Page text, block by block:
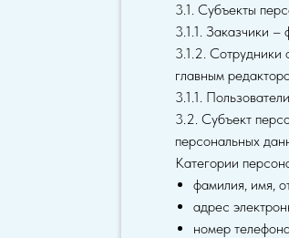
3.1. Субъекты
3.1.1. Заказчики
3.1.2. Сотрудники
главным
3.1.1.
3.2. Субъект
персональных
Категории
фамилия, имя,
адрес
номер